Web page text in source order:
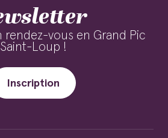
rendez-vous en Grand Pic
Saint-Loup !
Inscription